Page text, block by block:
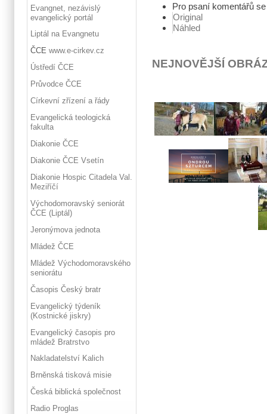
Pro psaní komentářů
Original
Náhled
NEJNOVĚJŠÍ
Evangnet, nezávislý
evangelický portál
Liptál na Evangnetu
ČCE www.e-cirkev.cz
Ústředí ČCE
Průvodce ČCE
Církevní zřízení a řády
Evangelická teologická
fakulta
Diakonie ČCE
Diakonie ČCE Vsetín
Diakonie Hospic Citadela Val.
Meziříčí
Východomoravský seniorát
ČCE (Liptál)
Jeronýmova jednota
Mládež ČCE
Mládež Východomoravského
seniorátu
Časopis Český bratr
Evangelický týdeník
(Kostnické jiskry)
Evangelický časopis pro
mládež Bratrstvo
Nakladatelství Kalich
Brněnská tisková misie
Česká biblická společnost
Radio Proglas